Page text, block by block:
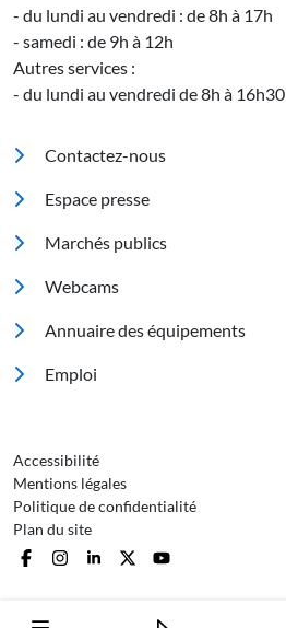
- du lundi au vendredi : de 8h à 17h
- samedi : de 9h à 12h
Autres services :
- du lundi au vendredi de 8h à 16h30
Pied de page
Contactez-nous
Espace presse
Marchés publics
Footer 2
Webcams
Annuaire des équipements
Emploi
Pied de page 3
Accessibilité
Mentions légales
Politique de confidentialité
Plan du site